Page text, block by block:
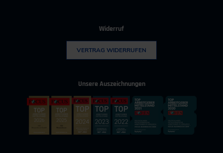
Widerruf
VERTRAG WIDERRUFEN
Unsere Auszeichnungen